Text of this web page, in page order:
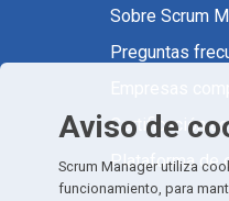
Sobre Scrum
Preguntas
Certificación
Plataforma de
Aviso de
Scrum Manager utiliza
funcionamiento, para